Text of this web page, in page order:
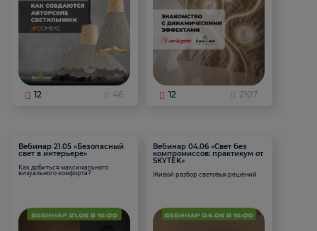
12 46 12 2107
Вебинар 21.05 «Безопасный
свет в интерьере»
Как добиться максимального
визуального комфорта?
Вебинар 04.06 «Свет без
компромиссов: практикум от
SKYTEK»
Живой разбор световых решений